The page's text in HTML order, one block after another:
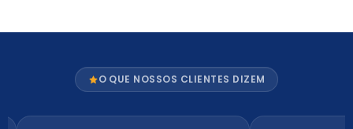
O QUE NOSSOS CLIENTES DIZEM